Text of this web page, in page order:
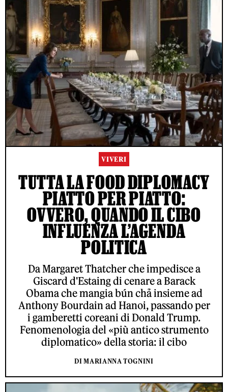
VIVERI
TUTTA LA FOOD DIPLOMACY
PIATTO PER PIATTO:
OVVERO, QUANDO IL CIBO
INFLUENZA L’AGENDA
POLITICA
Da Margaret Thatcher che impedisce a
Giscard d'Estaing di cenare a Barack
Obama che mangia bún chả insieme ad
Anthony Bourdain ad Hanoi, passando per
i gamberetti coreani di Donald Trump.
Fenomenologia del «più antico strumento
diplomatico» della storia: il cibo
DI MARIANNA TOGNINI